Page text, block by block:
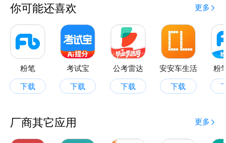
【功能特点】
专业金融风险管理师考试备考工具，全面覆盖知识点，
含FRM考试录播直播视频/考点真题解析资料,提炼考试
精华考点，让FRM考生轻松备考高效学习。
你可能还喜欢 更多
粉笔
下载
考试宝
下载
公考雷达
下载
安安车生活
下载
粉
厂商其它应用 更多